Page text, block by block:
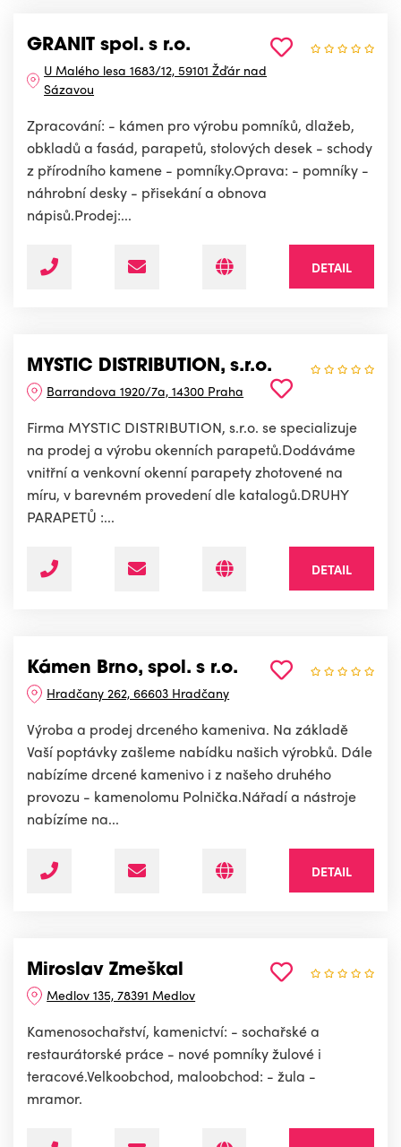
GRANIT spol. s r.o.
U Malého lesa 1683/12, 59101 Žďár nad
Sázavou
Zpracování: - kámen pro výrobu pomníků, dlažeb,
obkladů a fasád, parapetů, stolových desek - schody
z přírodního kamene - pomníky.Oprava: - pomníky -
náhrobní desky - přisekání a obnova
nápisů.Prodej:...
DETAIL
MYSTIC DISTRIBUTION, s.r.o.
Barrandova 1920/7a, 14300 Praha
Firma MYSTIC DISTRIBUTION, s.r.o. se specializuje
na prodej a výrobu okenních parapetů.Dodáváme
vnitřní a venkovní okenní parapety zhotovené na
míru, v barevném provedení dle katalogů.DRUHY
PARAPETŮ :...
DETAIL
Kámen Brno, spol. s r.o.
Hradčany 262, 66603 Hradčany
Výroba a prodej drceného kameniva. Na základě
Vaší poptávky zašleme nabídku našich výrobků. Dále
nabízíme drcené kamenivo i z našeho druhého
provozu - kamenolomu Polnička.Nářadí a nástroje
nabízíme na...
DETAIL
Miroslav Zmeškal
Medlov 135, 78391 Medlov
Kamenosochařství, kamenictví: - sochařské a
restaurátorské práce - nové pomníky žulové i
teracové.Velkoobchod, maloobchod: - žula -
mramor.